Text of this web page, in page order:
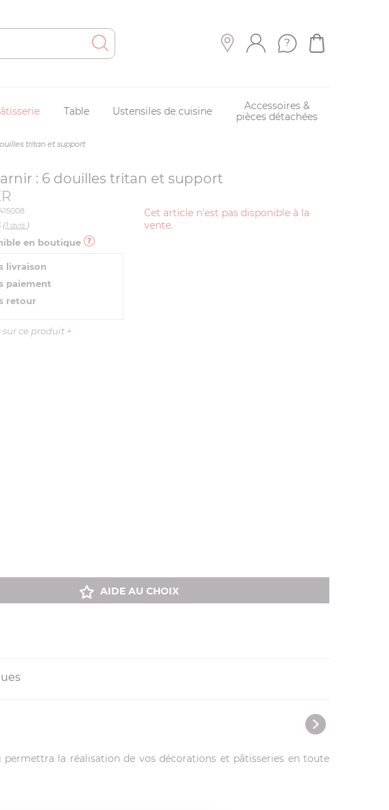
Table Ustensiles de cuisine
Accessoires &
pièces détachées
tritan et support
: 6 douilles tritan et support
Cet article n'est pas disponible à la
vente.
(1 avis )
en boutique
livraison
paiement
retour
sur ce produit +
AIDE AU CHOIX
la réalisation de vos décorations et pâtisseries en toute